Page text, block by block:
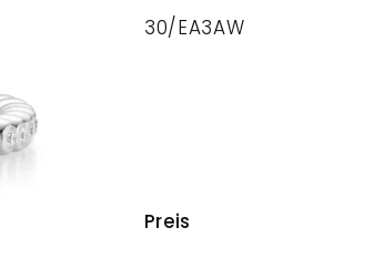
30/EA3AW
Preis